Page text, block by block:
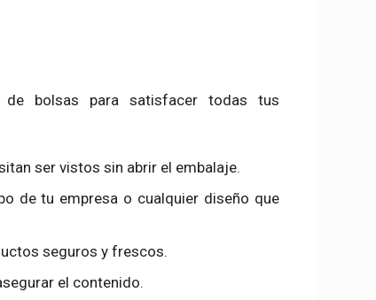
de bolsas para satisfacer todas tus
ser vistos sin abrir el embalaje.
de tu empresa o cualquier diseño que
seguros y frescos.
el contenido.